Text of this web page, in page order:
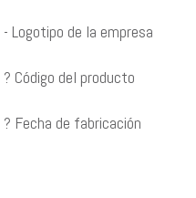
- Logotipo de la empresa
? Código del producto
? Fecha de fabricación